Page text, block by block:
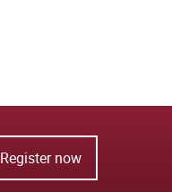
Register now